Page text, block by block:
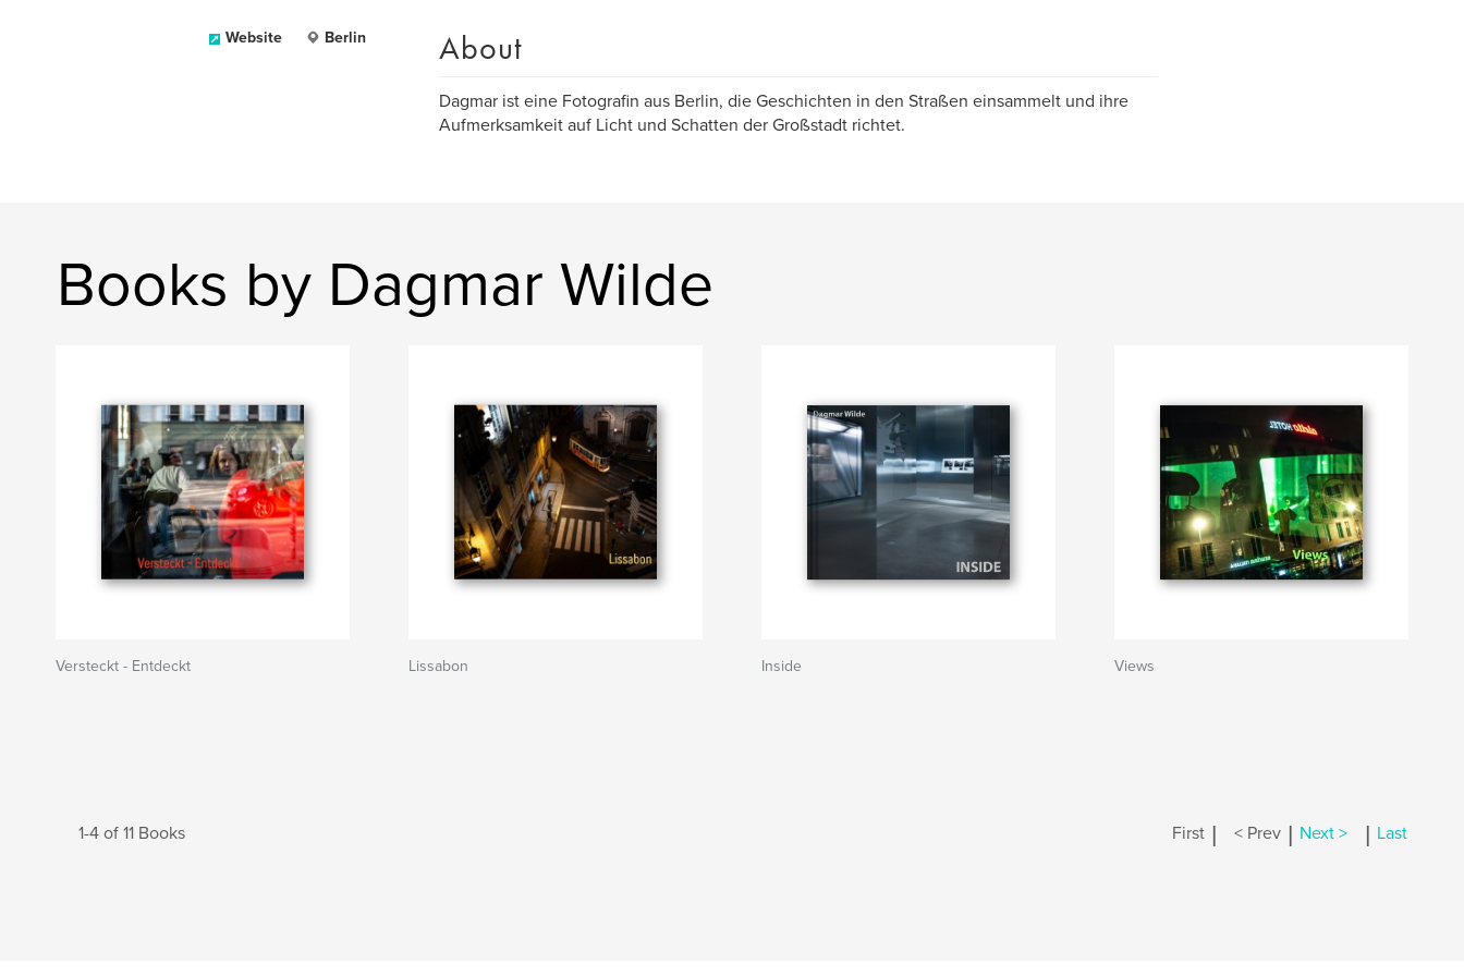
Website Berlin About
Dagmar ist eine Fotografin aus Berlin, die Geschichten in den Straßen einsammelt und ihre
Aufmerksamkeit auf Licht und Schatten der Großstadt richtet.
Books by Dagmar Wilde
Versteckt - Entdeckt Lissabon Inside Views
1-4 of 11 Books First | < Prev | Next > | Last